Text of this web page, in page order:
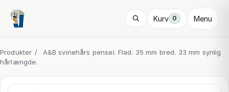
Kurv 0 Menu
Produkter /
A&B svinehårs pensel. Flad. 35 mm bred. 33 mm synlig
hårlængde.